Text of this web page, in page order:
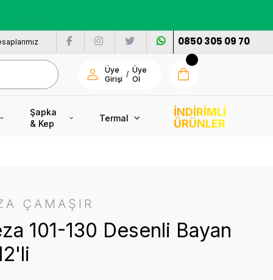
0850 305 09 70
Üye
Girişi
/ Üye
Ol
Şapka
& Kep
Termal
İNDİRİMLİ
ÜRÜNLER
ÇAMAŞIR
101-130 Desenli Bayan